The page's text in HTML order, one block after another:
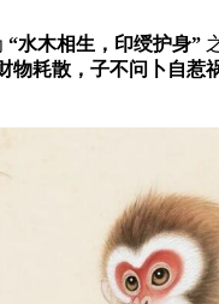
“水木相生，印绶护身”
物耗散，子不问卜自惹